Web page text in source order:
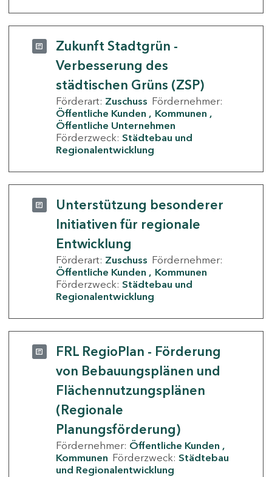
Zukunft Stadtgrün -
Verbesserung des
städtischen Grüns (ZSP)
Förderart: Zuschuss Fördernehmer:
Öffentliche Kunden
Kommunen
Öffentliche Unternehmen
Förderzweck: Städtebau und
Regionalentwicklung
Unterstützung besonderer
Initiativen für regionale
Entwicklung
Förderart: Zuschuss Fördernehmer:
Öffentliche Kunden
Kommunen
Förderzweck: Städtebau und
Regionalentwicklung
FRL RegioPlan - Förderung
von Bebauungsplänen und
Flächennutzungsplänen
(Regionale
Planungsförderung)
Fördernehmer: Öffentliche Kunden
Kommunen Förderzweck: Städtebau
und Regionalentwicklung